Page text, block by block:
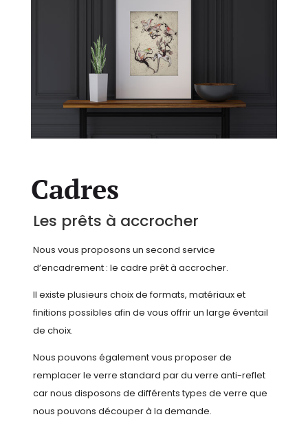
Cadres
Les prêts à accrocher
Nous vous proposons un second service
d’encadrement : le cadre prêt à accrocher.
Il existe plusieurs choix de formats, matériaux et
finitions possibles afin de vous offrir un large éventail
de choix.
Nous pouvons également vous proposer de
remplacer le verre standard par du verre anti-reflet
car nous disposons de différents types de verre que
nous pouvons découper à la demande.